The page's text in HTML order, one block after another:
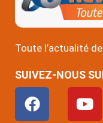
Toute l’actualité
SUIVEZ-NOUS
F
a
Y
o